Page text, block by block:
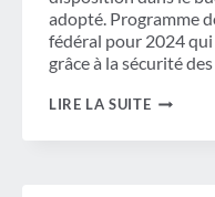
adopté. Programme
fédéral pour 2024
grâce à la sécurité
LIRE LA SUITELA